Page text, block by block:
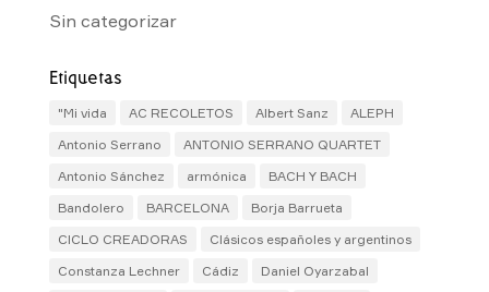
Sin categorizar
Etiquetas
"Mi vida AC RECOLETOS Albert Sanz
ALEPH
Antonio Serrano
ANTONIO SERRANO QUARTET
Antonio Sánchez
armónica
BACH Y BACH
Bandolero
BARCELONA
Borja Barrueta
CICLO CREADORAS
Clásicos españoles y argentinos
Constanza Lechner
Cádiz
Daniel Oyarzabal